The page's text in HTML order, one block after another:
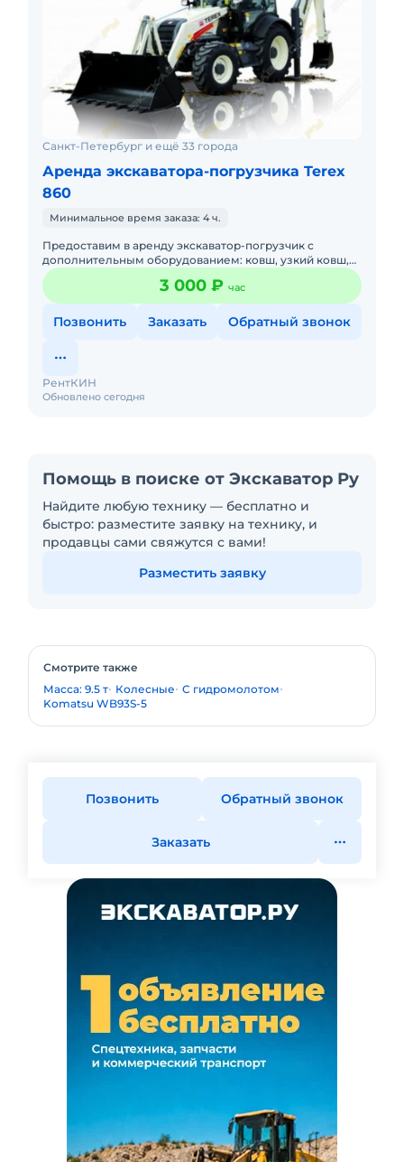
Санкт-Петербург и ещё 33 города
Аренда экскаватора-погрузчика Terex
860
Минимальное время заказа: 4 ч.
Предоставим в аренду экскаватор-погрузчик с
дополнительным оборудованием: ковш, узкий ковш,
гидромолот, вилы и ямобур. Минимальный заказ
спецтехники - половина3 000 ₽ час
Позвонить Заказать Обратный звонок
Обновлено сегодня
РентКИН
Помощь в поиске от Экскаватор Ру
Найдите любую технику — бесплатно и
быстро: разместите заявку на технику, и
продавцы сами свяжутся с вами!
Разместить заявку
Смотрите также
Масса: 9.5 т Колесные С гидромолотом
Komatsu WB93S-5
Позвонить Обратный звонок
Заказать